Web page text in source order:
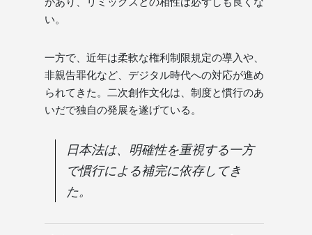
い。
一方で、近年は柔軟な権利制限規定の導入や、
非親告罪化など、デジタル時代への対応が進め
られてきた。二次創作文化は、制度と慣行のあ
いだで独自の発展を遂げている。
日本法は、明確性を重視する一方
で慣行による補完に依存してき
た。